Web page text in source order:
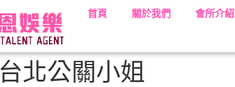
首頁 關於我們 會所介紹
台北公關小姐